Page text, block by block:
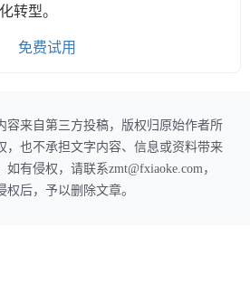
转型。
免费试用
容来自第三方投稿，版权归原始作者所
，也不承担文字内容、信息或资料带来
有侵权，请联系zmt@fxiaoke.com，
后，予以删除文章。